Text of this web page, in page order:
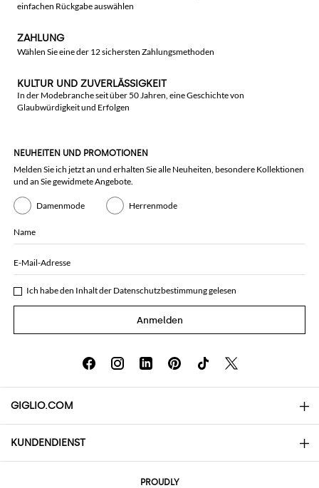
einfachen Rückgabe auswählen
ZAHLUNG
Wählen Sie eine der 12 sichersten Zahlungsmethoden
KULTUR UND ZUVERLÄSSIGKEIT
In der Modebranche seit über 50 Jahren, eine Geschichte von
Glaubwürdigkeit und Erfolgen
NEUHEITEN UND PROMOTIONEN
Melden Sie ich jetzt an und erhalten Sie alle Neuheiten, besondere Kollektionen
und an Sie gewidmete Angebote.
Damenmode Herrenmode
Name
E-Mail-Adresse
Ich habe den Inhalt der Datenschutzbestimmunggelesen
Anmelden
GIGLIO.COM
Über uns
KUNDENDIENST
PROUDLY